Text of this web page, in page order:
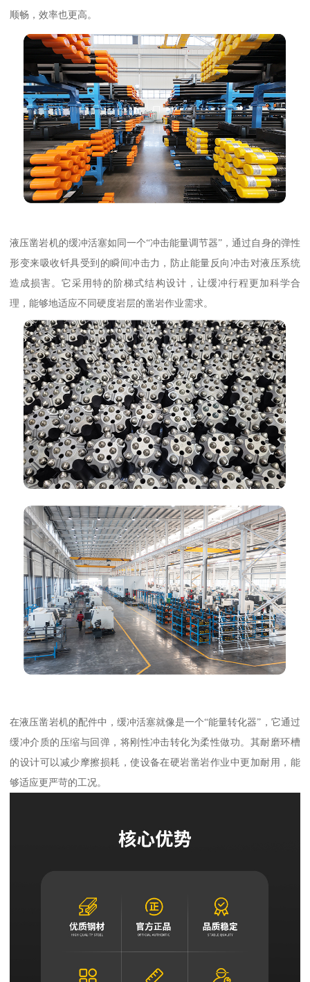
顺畅，效率也更高。
液压凿岩机的缓冲活塞如同一个“冲击能量调节器”，通过自身的弹性
形变来吸收钎具受到的瞬间冲击力，防止能量反向冲击对液压系统
造成损害。它采用特的阶梯式结构设计，让缓冲行程更加科学合
理，能够地适应不同硬度岩层的凿岩作业需求。
在液压凿岩机的配件中，缓冲活塞就像是一个“能量转化器”，它通过
缓冲介质的压缩与回弹，将刚性冲击转化为柔性做功。其耐磨环槽
的设计可以减少摩擦损耗，使设备在硬岩凿岩作业中更加耐用，能
够适应更严苛的工况。